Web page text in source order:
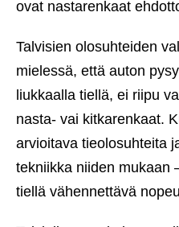
ovat nastarenkaat
Talvisien olosuhteiden
mielessä, että auton
liukkaalla tiellä, ei riipu
nasta- vai kitkarenkaat.
arvioitava tieolosuhteita
tekniikka niiden mukaan
tiellä vähennettävä